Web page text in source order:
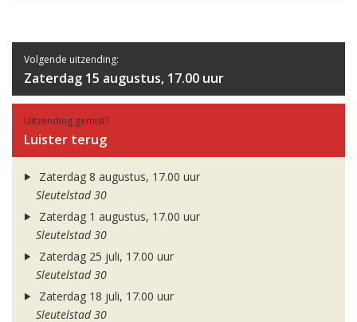
Volgende uitzending:
Zaterdag 15 augustus, 17.00 uur
Uitzending gemist?
Luister terug
Zaterdag 8 augustus, 17.00 uur
Sleutelstad 30
Zaterdag 1 augustus, 17.00 uur
Sleutelstad 30
Zaterdag 25 juli, 17.00 uur
Sleutelstad 30
Zaterdag 18 juli, 17.00 uur
Sleutelstad 30